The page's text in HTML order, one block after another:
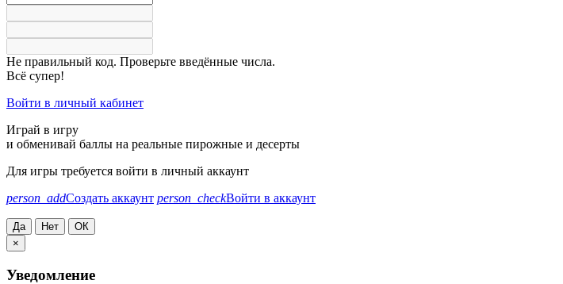
Не правильный код. Проверьте введённые числа.
Всё супер!
Войти в личный кабинет
Играй в игру
и обменивай баллы на реальные пирожные и десерты
Для игры требуется войти в личный аккаунт
person_addСоздать аккаунт person_checkВойти в аккаунт
Да Нет
ОК
×
Уведомление